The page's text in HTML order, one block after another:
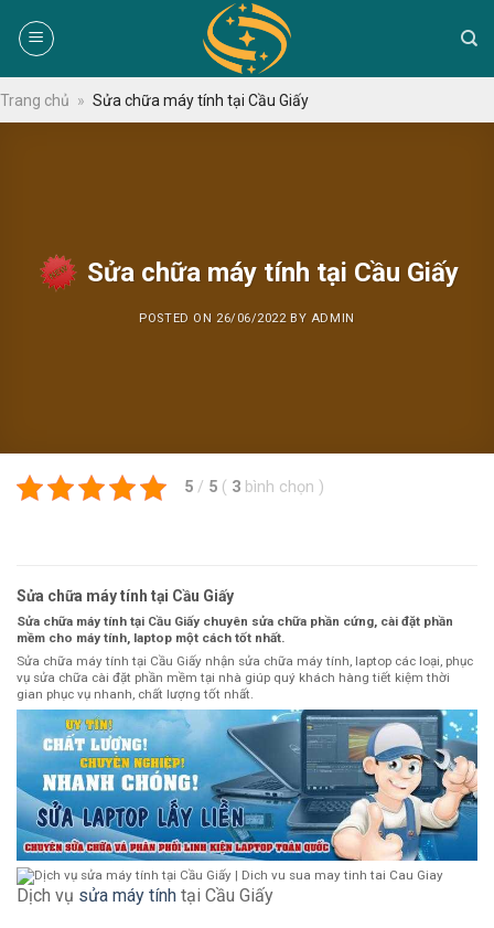
Trang chủ » Sửa chữa máy tính tại Cầu Giấy
Sửa chữa máy tính tại Cầu Giấy
POSTED ON 26/06/2022BY ADMIN
5 / 5 ( 3 bình chọn )
Sửa chữa máy tính tại Cầu Giấy
Sửa chữa máy tính tại Cầu Giấy chuyên sửa chữa phần cứng, cài đặt phần
mềm cho máy tính, laptop một cách tốt nhất.
Sửa chữa máy tính tại Cầu Giấy nhận sửa chữa máy tính, laptop các loại, phục
vụ sửa chữa cài đặt phần mềm tại nhà giúp quý khách hàng tiết kiệm thời
gian phục vụ nhanh, chất lượng tốt nhất.
Dịch vụ sửa máy tính tại Cầu Giấy